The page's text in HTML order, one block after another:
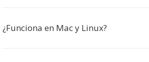
¿Funciona en Mac y Linux?